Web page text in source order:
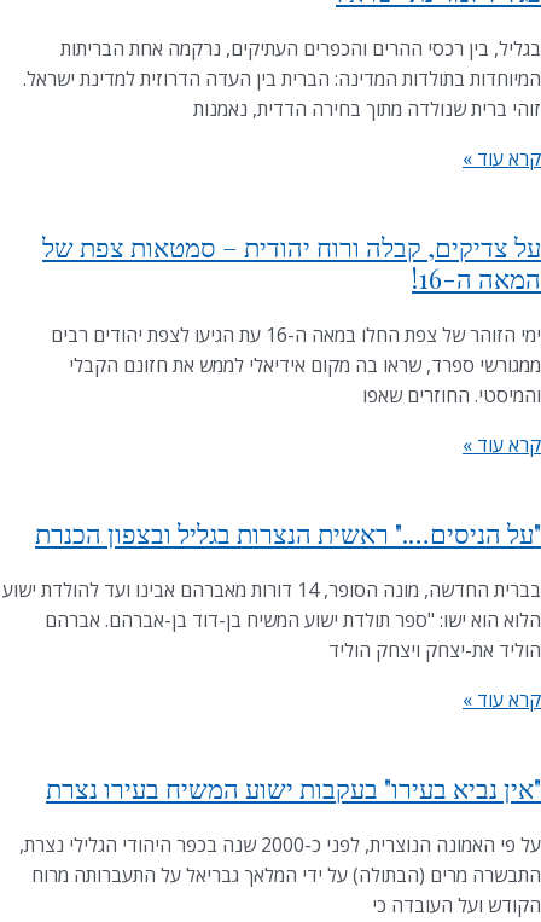
בגליל, בין רכסי ההרים והכפרים העתיקים, נרקמה אחת הבריתות
המיוחדות בתולדות המדינה: הברית בין העדה הדרוזית למדינת ישראל.
זוהי ברית שנולדה מתוך בחירה הדדית, נאמנות
קרא עוד »
על צדיקים, קבלה ורוח יהודית – סמטאות צפת של
המאה ה-16!
ימי הזוהר של צפת החלו במאה ה-16 עת הגיעו לצפת יהודים רבים
ממגורשי ספרד, שראו בה מקום אידיאלי לממש את חזונם הקבלי
והמיסטי. החוזרים שאפו
קרא עוד »
"על הניסים…." ראשית הנצרות בגליל ובצפון הכנרת
בברית החדשה, מונה הסופר, 14 דורות מאברהם אבינו ועד להולדת ישוע
הלוא הוא ישו: "ספר תולדת ישוע המשיח בן-דוד בן-אברהם. אברהם
הוליד את-יצחק ויצחק הוליד
קרא עוד »
"אין נביא בעירו" בעקבות ישוע המשיח בעירו נצרת
על פי האמונה הנוצרית, לפני כ-2000 שנה בכפר היהודי הגלילי נצרת,
התבשרה מרים (הבתולה) על ידי המלאך גבריאל על התעברותה מרוח
הקודש ועל העובדה כי